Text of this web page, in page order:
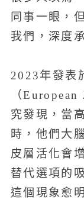
同事一眼，
我們，深度
2023年發表
（
究發現，當
時，他們大
皮層活化會
替代選項的
這個現象愈